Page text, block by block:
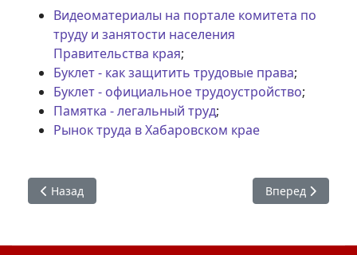
Видеоматериалы на портале комитета по
труду и занятоcти населения
Правительства края;
Буклет - как защитить трудовые права;
Буклет - официальное трудоустройство;
Памятка - легальный труд;
Рынок труда в Хабаровском крае
Предыдущий: Преимущества целевого обучения для
Назад Следующий:
Вперед